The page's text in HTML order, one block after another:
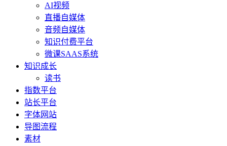
AI视频
直播自媒体
音频自媒体
知识付费平台
微课SAAS系统
知识成长
读书
指数平台
站长平台
字体网站
导图流程
素材